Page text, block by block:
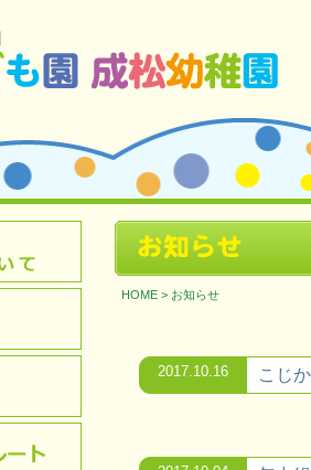
HOME> お知らせ
2017.10.16 こじ